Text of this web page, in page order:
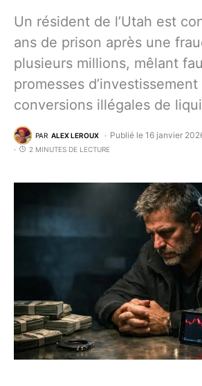
Un résident de l’Utah est
ans de prison après une
plusieurs millions, mêlant
promesses
conversions illégales de
PAR ALEX LEROUX Publié le 16 janvier
2 MINUTES DE LECTURE